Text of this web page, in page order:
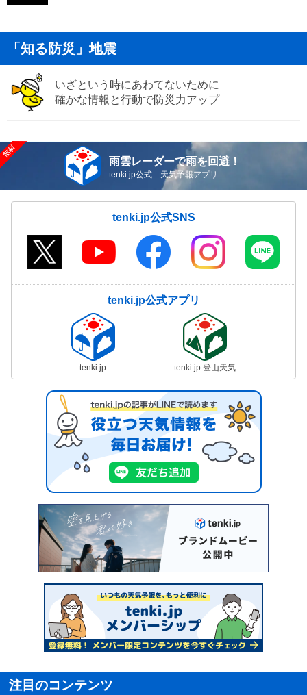
「知る防災」地震
いざという時にあわてないために
確かな情報と行動で防災力アップ
雨雲レーダーで雨を回避！
tenki.jp公式 天気予報アプリ
tenki.jp公式SNS
tenki.jp公式アプリ
tenki.jp tenki.jp 登山天気
注目のコンテンツ